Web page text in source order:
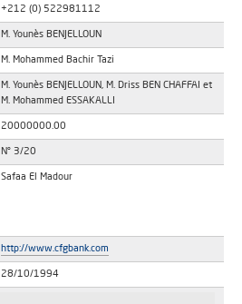
+212 (0) 522981112
M. Younès BENJELLOUN
M. Mohammed Bachir Tazi
M. Younès BENJELLOUN, M. Driss BEN CHAFFAI et
M. Mohammed ESSAKALLI
20000000.00
N° 3/20
Safaa El Madour
http://www.cfgbank.com
28/10/1994